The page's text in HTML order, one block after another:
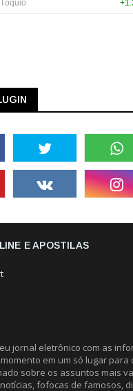
E APOSTILAS
jornal eletrônico com as
em um só lugar para
sobre os assuntos mais
fofocas de famosos,